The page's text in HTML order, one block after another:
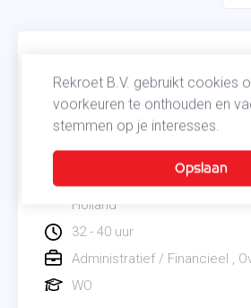
Wil jij het verschil maken voor
sparringpartner voor hen zijn bij
vraagstukken? Lees dan snel
Delft Maasdijk Maassluis
Holland
WO
32 - 40 uur
Administratief / Financieel
Rekroet B.V. gebruikt cookies
voorkeuren te onthouden en
stemmen op je interesses.